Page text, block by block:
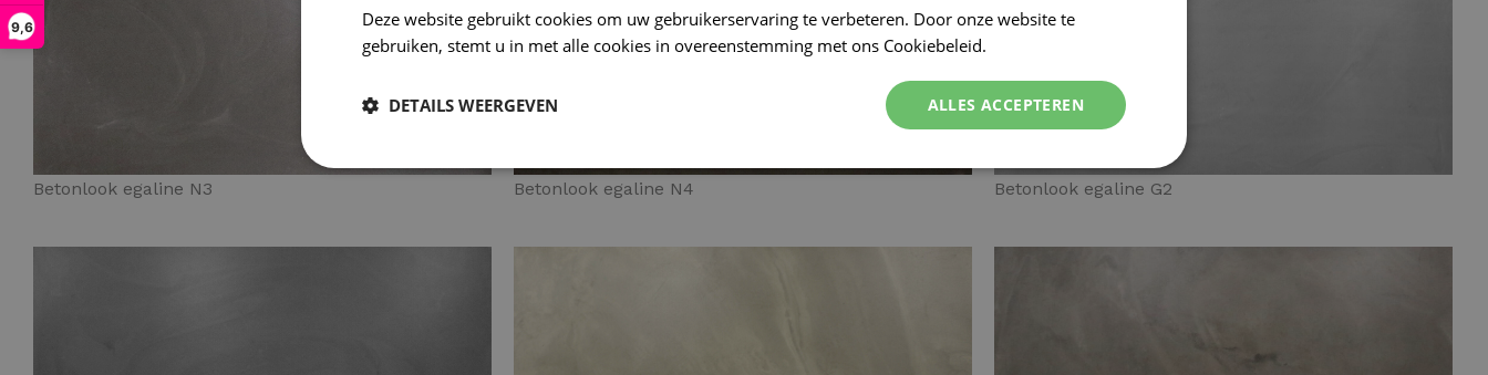
9,6
Betonlook egaline N3 Betonlook egaline N4 Betonlook egaline G2
Deze website gebruikt cookies om uw gebruikerservaring te verbeteren. Door onze website te
gebruiken, stemt u in met alle cookies in overeenstemming met ons Cookiebeleid.
ALLES ACCEPTEREN
DETAILS WEERGEVEN